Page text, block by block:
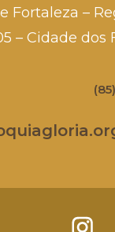
Fortaleza –
– Cidade dos
(85)